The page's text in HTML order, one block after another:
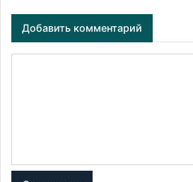
Добавить комментарий